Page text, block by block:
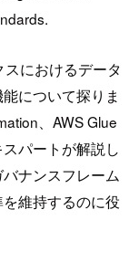
におけるデータ
について探りま
、AWS Glue
パートが解説し
ナンスフレーム
維持するのに役